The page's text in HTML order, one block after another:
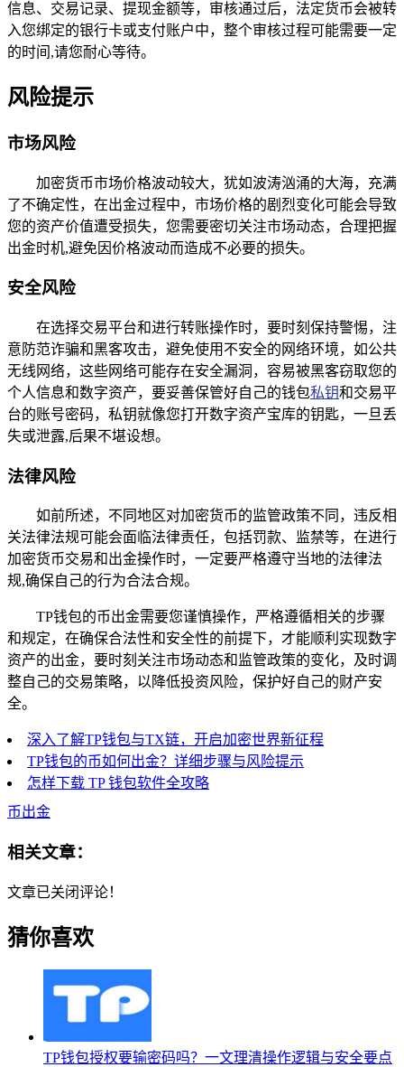
信息、交易记录、提现金额等，审核通过后，法定货币会被转
入您绑定的银行卡或支付账户中，整个审核过程可能需要一定
的时间,请您耐心等待。
风险提示
市场风险
加密货币市场价格波动较大，犹如波涛汹涌的大海，充满
了不确定性，在出金过程中，市场价格的剧烈变化可能会导致
您的资产价值遭受损失，您需要密切关注市场动态，合理把握
出金时机,避免因价格波动而造成不必要的损失。
安全风险
在选择交易平台和进行转账操作时，要时刻保持警惕，注
意防范诈骗和黑客攻击，避免使用不安全的网络环境，如公共
无线网络，这些网络可能存在安全漏洞，容易被黑客窃取您的
个人信息和数字资产，要妥善保管好自己的钱包私钥和交易平
台的账号密码，私钥就像您打开数字资产宝库的钥匙，一旦丢
失或泄露,后果不堪设想。
法律风险
如前所述，不同地区对加密货币的监管政策不同，违反相
关法律法规可能会面临法律责任，包括罚款、监禁等，在进行
加密货币交易和出金操作时，一定要严格遵守当地的法律法
规,确保自己的行为合法合规。
TP钱包的币出金需要您谨慎操作，严格遵循相关的步骤
和规定，在确保合法性和安全性的前提下，才能顺利实现数字
资产的出金，要时刻关注市场动态和监管政策的变化，及时调
整自己的交易策略，以降低投资风险，保护好自己的财产安
全。
深入了解TP钱包与TX链，开启加密世界新征程
TP钱包的币如何出金？详细步骤与风险提示
怎样下载 TP 钱包软件全攻略
币出金
相关文章：
文章已关闭评论！
猜你喜欢
TP钱包授权要输密码吗？一文理清操作逻辑与安全要点